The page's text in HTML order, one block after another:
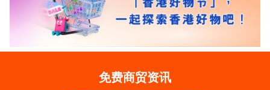
免费商贸资讯